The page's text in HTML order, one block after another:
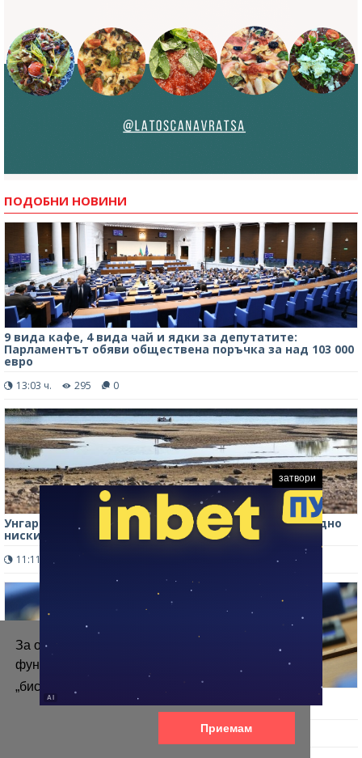
За осигуряване на правилното
функциониране на уебсайта ние използваме
„бисквитки“.
Повече информация
Приемам
ПОДОБНИ НОВИНИ
9 вида кафе, 4 вида чай и ядки за депутатите:
Парламентът обяви обществена поръчка за над 103 000
евро
13:03 ч. 295 0
Унгария спира единствената си АЕЦ заради рекордно
ниските нива на Дунав
11:11 ч.
Депутатите решиха колко дни ще е лятната им
ваканция, ето кога ще почиват
затвори